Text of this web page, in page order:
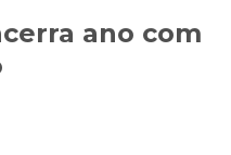
ano com